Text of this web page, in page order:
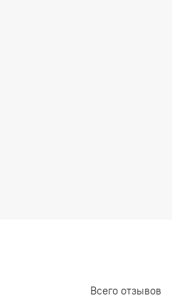
Всего отзывов